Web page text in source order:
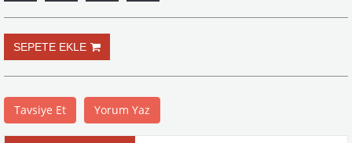
Tavsiye Et Yorum Yaz